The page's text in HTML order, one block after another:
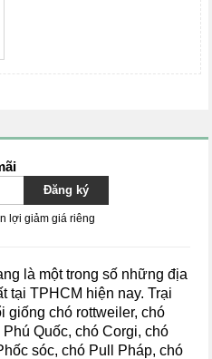
Đăng ký
lợi giảm giá riêng
là một trong số những địa
tại TPHCM hiện nay.Trại
giống chó rottweiler, chó
Quốc, chó Corgi, chó
sóc, chó Pull Pháp, chó